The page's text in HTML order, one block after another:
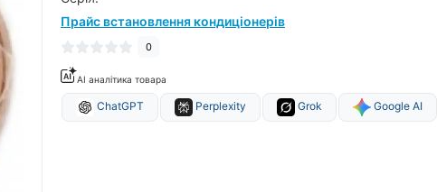
Прайс встановлення кондиціонерів
0
AI аналітика товара
ChatGPT Perplexity Grok Google AI